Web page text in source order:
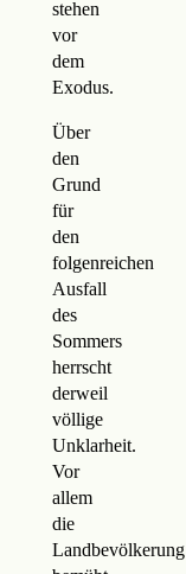
stehen
vor
dem
Exodus.
Über
den
Grund
für
den
folgenreichen
Ausfall
des
Sommers
herrscht
derweil
völlige
Unklarheit.
Vor
allem
die
Landbevölkerung